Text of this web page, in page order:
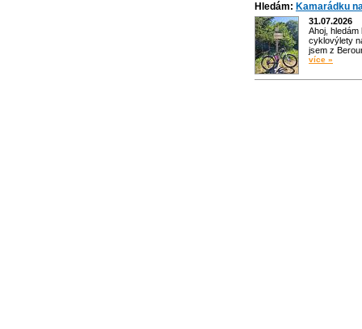
Hledám: Kamarádku
31.07.2026
Ahoj,
cyklovýlety
jsem z
více »